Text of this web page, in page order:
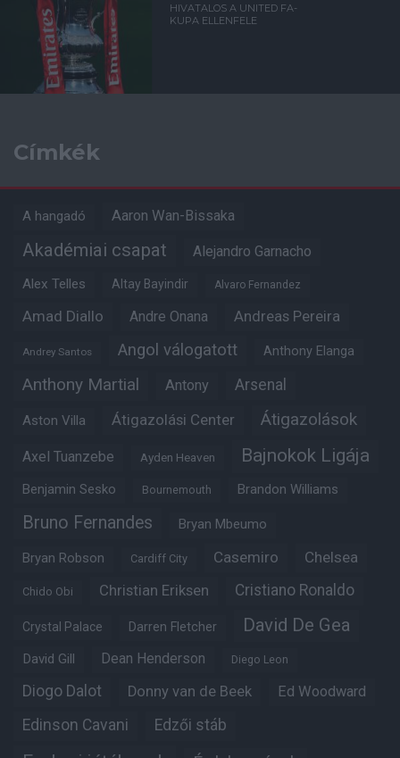
HIVATALOS A UNITED FA-
KUPA ELLENFELE
Címkék
A hangadó Aaron Wan-Bissaka
Akadémiai csapat Alejandro Garnacho
Alex Telles Altay Bayindir Alvaro Fernandez
Amad Diallo Andre Onana Andreas Pereira
Andrey Santos Angol válogatott Anthony Elanga
Anthony Martial Antony Arsenal
Aston Villa Átigazolási Center Átigazolások
Axel Tuanzebe Ayden Heaven Bajnokok Ligája
Benjamin Sesko Bournemouth Brandon Williams
Bruno Fernandes Bryan Mbeumo
Bryan Robson Cardiff City Casemiro Chelsea
Chido Obi Christian Eriksen Cristiano Ronaldo
Crystal Palace Darren Fletcher David De Gea
David Gill Dean Henderson Diego Leon
Diogo Dalot Donny van de Beek Ed Woodward
Edinson Cavani Edzői stáb